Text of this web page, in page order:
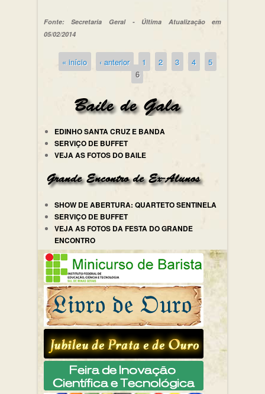
Fonte: Secretaria Geral - Última Atualização em
05/02/2014
Páginas
« início ‹ anterior 1 2 3 4
5
6
EDINHO SANTA CRUZ E BANDA
SERVIÇO DE BUFFET
VEJA AS FOTOS DO BAILE
SHOW DE ABERTURA: QUARTETO SENTINELA
SERVIÇO DE BUFFET
VEJA AS FOTOS DA FESTA DO GRANDE
ENCONTRO